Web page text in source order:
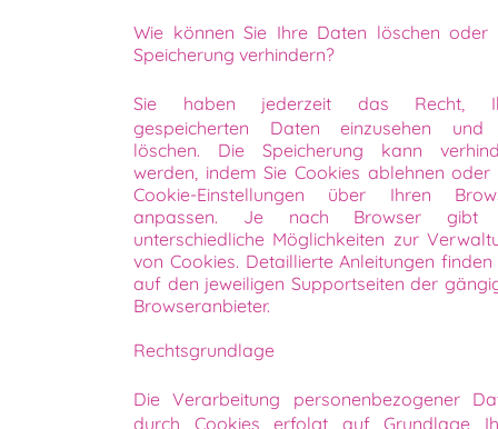
Wie können Sie Ihre Daten löschen oder
Speicherung verhindern?
Sie haben jederzeit das Recht,
gespeicherten Daten einzusehen und
löschen. Die Speicherung kann
werden, indem Sie Cookies ablehnen oder
Cookie-Einstellungen über Ihren
anpassen. Je nach Browser gibt
unterschiedliche Möglichkeiten zur
von Cookies. Detaillierte Anleitungen finden
auf den jeweiligen Supportseiten der
Browseranbieter.
Rechtsgrundlage
Die Verarbeitung personenbezogener
durch Cookies erfolgt auf Grundlage